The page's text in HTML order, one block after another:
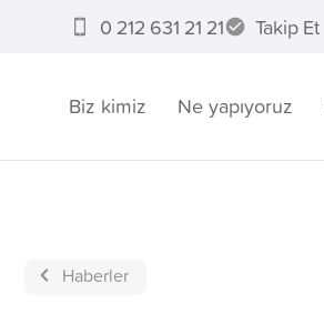
0 212 631 21 21 Takip Et
Biz kimiz Ne yapıyoruz
Haberler